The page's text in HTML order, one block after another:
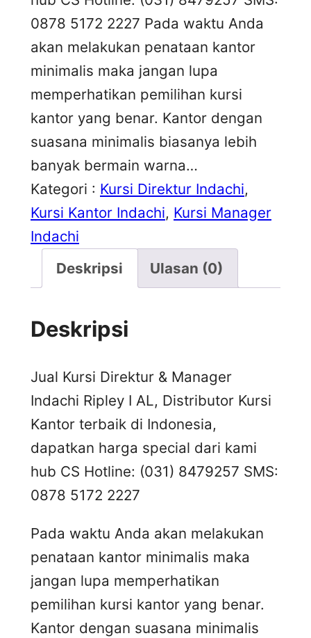
0878 5172 2227 Pada waktu Anda
akan melakukan penataan kantor
minimalis maka jangan lupa
memperhatikan pemilihan kursi
kantor yang benar. Kantor dengan
suasana minimalis biasanya lebih
banyak bermain warna…
Kategori : Kursi Direktur Indachi
Kursi Kantor Indachi, Kursi Manager
Indachi
Deskripsi
Ulasan (0)
Deskripsi
Jual Kursi Direktur & Manager
Indachi Ripley I AL, Distributor Kursi
Kantor terbaik di Indonesia,
dapatkan harga special dari kami
hub CS Hotline: (031) 8479257 SMS:
0878 5172 2227
Pada waktu Anda akan melakukan
penataan kantor minimalis maka
jangan lupa memperhatikan
pemilihan kursi kantor yang benar.
Kantor dengan suasana minimalis